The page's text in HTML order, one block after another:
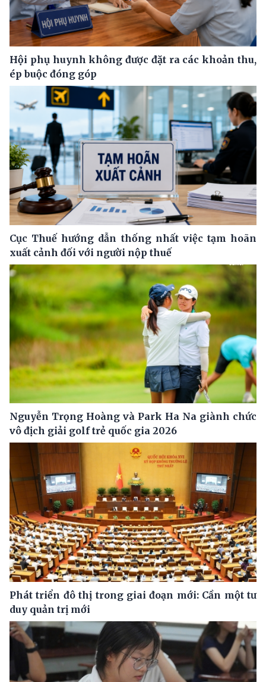
Hội phụ huynh không được đặt ra các khoản thu,
ép buộc đóng góp
Cục Thuế hướng dẫn thống nhất việc tạm hoãn
xuất cảnh đối với người nộp thuế
Nguyễn Trọng Hoàng và Park Ha Na giành chức
vô địch giải golf trẻ quốc gia 2026
Phát triển đô thị trong giai đoạn mới: Cần một tư
duy quản trị mới